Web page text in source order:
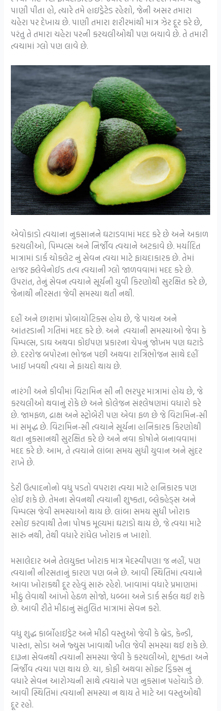
પાણી પીતા હો, ત્યારે તમે હાઇડ્રેટેડ રહેશો, જેની અસર તમારા
ચહેરા પર દેખાય છે. પાણી તમારા શરીરમાંથી માત્ર ઝેર દૂર કરે છે,
પરંતુ તે તમારા ચહેરા પરની કરચલીઓથી પણ બચાવે છે. તે તમારી
ત્વચામાં ગ્લો પણ લાવે છે.
એવોકાડો ત્વચાના નુકસાનને ઘટાડવામાં મદદ કરે છે અને અકાળ
કરચલીઓ, પિમ્પલ્સ અને નિર્જીવ ત્વચાને અટકાવે છે. મર્યાદિત
માત્રામાં ડાર્ક ચોકલેટ નું સેવન ત્વચા માટે ફાયદાકારક છે. તેમાં
હાજર ફ્લેવેનોઈડ તત્વ ત્વચાની ગ્લો જાળવવામાં મદદ કરે છે.
ઉપરાંત, તેનું સેવન ત્વચાને સૂર્યની યુવી કિરણોથી સુરક્ષિત કરે છે,
જેનાથી નીરસતા જેવી સમસ્યા થતી નથી.
દહીં અને છાશમાં પ્રોબાયોટિક્સ હોય છે, જે પાચન અને
આંતરડાની ગતિમાં મદદ કરે છે. અને ત્વચાની સમસ્યાઓ જેવા કે
પિમ્પલ્સ, ડાઘ અથવા કોઈપણ પ્રકારના ચેપનું જોખમ પણ ઘટાડે
છે. દરરોજ બપોરના ભોજન પછી અથવા રાત્રિભોજન સાથે દહીં
ખાઈ ખવથી ત્વચા ને ફાયદો થાય છે.
નારંગી અને કીવીમાં વિટામિન સી ની ભરપુર માત્રામાં હોય છે, જે
કરચલીઓ થવાનું રોકે છે અને કોલેજન સંશ્લેષણમાં વધારો કરે
છે. જામફળ, દ્રાક્ષ અને સ્ટ્રોબેરી પણ એવા ફળ છે જે વિટામિન-સી
માં સમૃદ્ધ છે. વિટામિન-સી ત્વચાને સૂર્યના હાનિકારક કિરણોથી
થતા નુકસાનથી સુરક્ષિત કરે છે અને નવા કોષોને બનાવવામાં
મદદ કરે છે. આમ, તે ત્વચાને લાંબા સમય સુધી યુવાન અને સુંદર
રાખે છે.
ડેરી ઉત્પાદનોનો વધુ પડતો વપરાશ ત્વચા માટે હાનિકારક પણ
હોઈ શકે છે. તેમના સેવનથી ત્વચાની શુષ્કતા, બ્લેકહેડ્સ અને
પિમ્પલ્સ જેવી સમસ્યાઓ થાય છે. લાંબા સમય સુધી ખોરાક
રસોઇ કરવાથી તેના પોષક મૂલ્યમાં ઘટાડો થાય છે, જે ત્વચા માટે
સારું નથી, તેથી વધારે રાંધેલ ખોરાક ન ખાશો.
મસાલેદાર અને તેલયુક્ત ખોરાક માત્ર મેદસ્વીપણા જ નહીં, પણ
ત્વચાની નીરસતાનું કારણ પણ બને છે. આવી સ્થિતિમાં ત્વચાને
આવા ખોરાકથી દૂર રહેવું સારું રહેશે. ખાવામાં વધારે પ્રમાણમાં
મીઠું લેવાથી આંખો હેઠળ સોજો, ધબ્બા અને ડાર્ક સર્કલ થઈ શકે
છે. આવી રીતે મીઠાનું સંતુલિત માત્રામાં સેવન કરો.
વધુ શુદ્ધ કાર્બોહાઈડ્રેટ અને મીઠી વસ્તુઓ જેવી કે બ્રેડ, કેન્ડી,
પાસ્તા, સોડા અને જ્યુસ ખાવાથી ખીલ જેવી સમસ્યા થઈ શકે છે.
દારૂના સેવનથી ત્વચાની સમસ્યા જેવી કે કરચલીઓ, શુષ્કતા અને
નિર્જીવ ત્વચા પણ થાય છે. ચા, કોફી અથવા સોફ્ટ ડ્રિંક્સ નું
વધારે સેવન આરોગ્યની સાથે ત્વચાને પણ નુકસાન પહોંચાડે છે.
આવી સ્થિતિમાં ત્વચાની સમસ્યા ન થાય તે માટે આ વસ્તુઓથી
દૂર રહો.